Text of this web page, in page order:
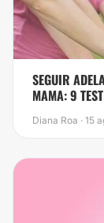
SEGUIR
MAMA: 9
Diana Roa · 15